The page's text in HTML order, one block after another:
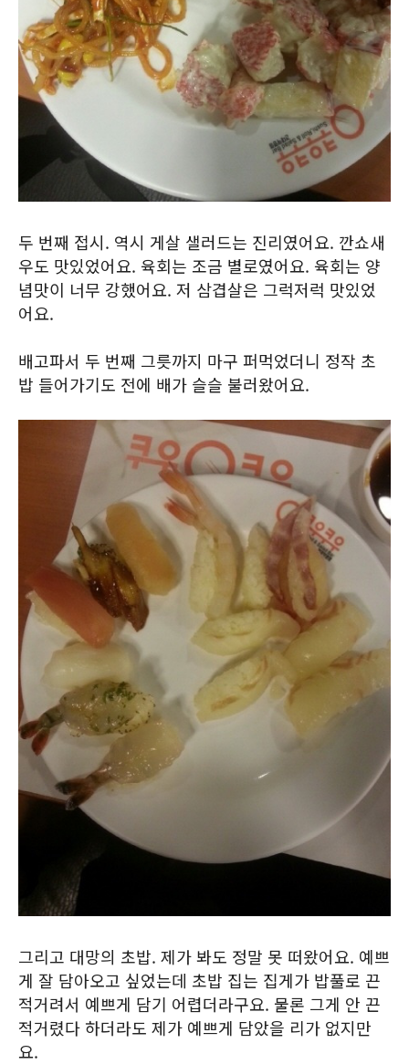
두 번째 접시. 역시 게살 샐러드는 진리였어요. 깐쇼새
우도 맛있었어요. 육회는 조금 별로였어요. 육회는 양
념맛이 너무 강했어요. 저 삼겹살은 그럭저럭 맛있었
어요.
배고파서 두 번째 그릇까지 마구 퍼먹었더니 정작 초
밥 들어가기도 전에 배가 슬슬 불러왔어요.
그리고 대망의 초밥. 제가 봐도 정말 못 떠왔어요. 예쁘
게 잘 담아오고 싶었는데 초밥 집는 집게가 밥풀로 끈
적거려서 예쁘게 담기 어렵더라구요. 물론 그게 안 끈
적거렸다 하더라도 제가 예쁘게 담았을 리가 없지만
요.